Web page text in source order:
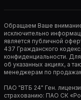
Обращаем Ваше внимание
исключительно
является публичной
437 Гражданского
конфиденциальности.
об указанных акциях, а
менеджерам по
ПАО "ВТБ 24" Ген.
страхованию: ПАО СК